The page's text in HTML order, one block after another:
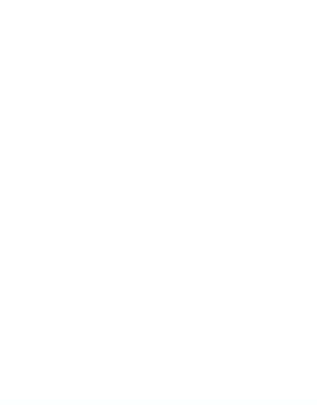
cerrar su fichaje a la Premier
Sevilla FC por Alberto Flores
Ure: la opción 'A' para el ataque